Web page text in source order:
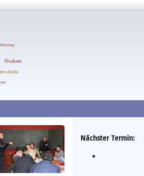
Secondary
Sidebar
Nächster Termin: